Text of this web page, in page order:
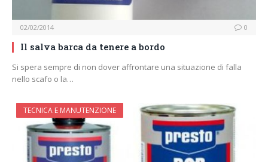
02/02/2014 0
Il salva barca da tenere a bordo
Si spera sempre di non dover affrontare una situazione di falla
nello scafo o la…
TECNICA E MANUTENZIONE